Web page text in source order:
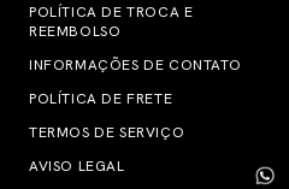
POLÍTICA DE TROCA E
REEMBOLSO
INFORMAÇÕES DE CONTATO
POLÍTICA DE FRETE
TERMOS DE SERVIÇO
AVISO LEGAL